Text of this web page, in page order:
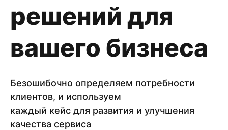
решений для
вашего бизнеса
Безошибочно определяем потребности
клиентов, и используем
каждый кейс для развития и улучшения
качества сервиса